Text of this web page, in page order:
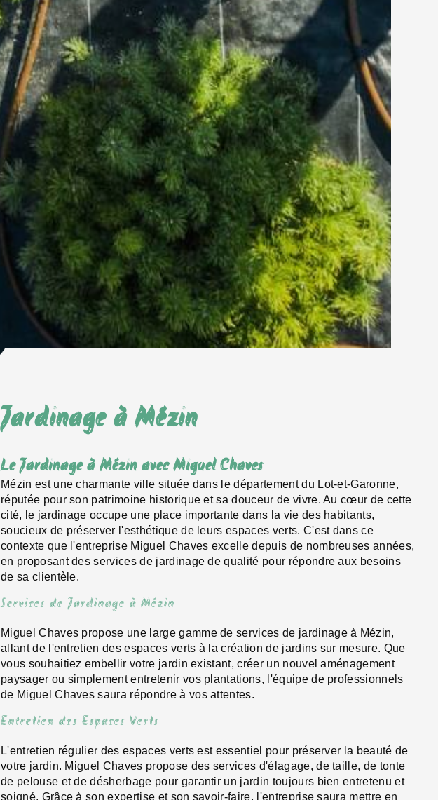
Jardinage à Mézin
Le Jardinage à Mézin avec Miguel Chaves
Mézin est une charmante ville située dans le département du Lot-et-Garonne,
réputée pour son patrimoine historique et sa douceur de vivre. Au cœur de cette
cité, le jardinage occupe une place importante dans la vie des habitants,
soucieux de préserver l'esthétique de leurs espaces verts. C'est dans ce
contexte que l'entreprise Miguel Chaves excelle depuis de nombreuses années,
en proposant des services de jardinage de qualité pour répondre aux besoins
de sa clientèle.
Services de Jardinage à Mézin
Miguel Chaves propose une large gamme de services de jardinage à Mézin,
allant de l'entretien des espaces verts à la création de jardins sur mesure. Que
vous souhaitiez embellir votre jardin existant, créer un nouvel aménagement
paysager ou simplement entretenir vos plantations, l'équipe de professionnels
de Miguel Chaves saura répondre à vos attentes.
Entretien des Espaces Verts
L'entretien régulier des espaces verts est essentiel pour préserver la beauté de
votre jardin. Miguel Chaves propose des services d'élagage, de taille, de tonte
de pelouse et de désherbage pour garantir un jardin toujours bien entretenu et
soigné. Grâce à son expertise et son savoir-faire, l'entreprise saura mettre en